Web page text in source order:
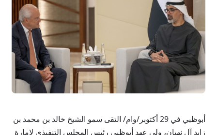
أبوظبي في 29 أكتوبر/وام/ التقى سمو الشيخ خالد بن محمد بن
زايد آل نهيان، ولي عهد أبوظبي رئيس المجلس التنفيذي لإمارة